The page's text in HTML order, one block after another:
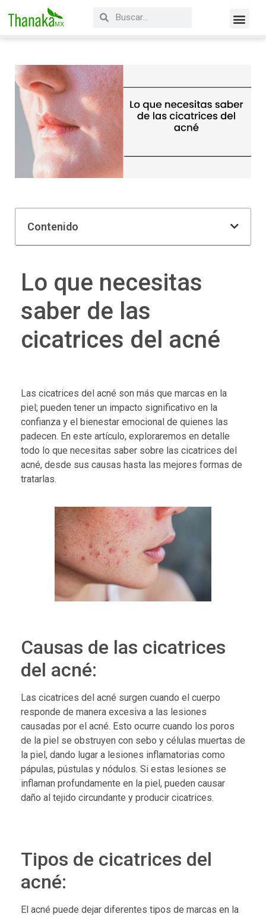
Contenido
Lo que necesitas
saber de las
cicatrices del acné
Las cicatrices del acné son más que marcas en la
piel; pueden tener un impacto significativo en la
confianza y el bienestar emocional de quienes las
padecen. En este artículo, exploraremos en detalle
todo lo que necesitas saber sobre las cicatrices del
acné, desde sus causas hasta las mejores formas de
tratarlas.
Causas de las cicatrices
del acné:
Las cicatrices del acné surgen cuando el cuerpo
responde de manera excesiva a las lesiones
causadas por el acné. Esto ocurre cuando los poros
de la piel se obstruyen con sebo y células muertas de
la piel, dando lugar a lesiones inflamatorias como
pápulas, pústulas y nódulos. Si estas lesiones se
inflaman profundamente en la piel, pueden causar
daño al tejido circundante y producir cicatrices.
Tipos de cicatrices del
acné:
El acné puede dejar diferentes tipos de marcas en la